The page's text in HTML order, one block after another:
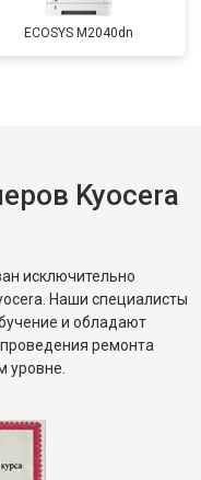
ECOSYS M2040dn
Kyocera
исключительно
Наши специалисты
и обладают
ремонта
уровне.